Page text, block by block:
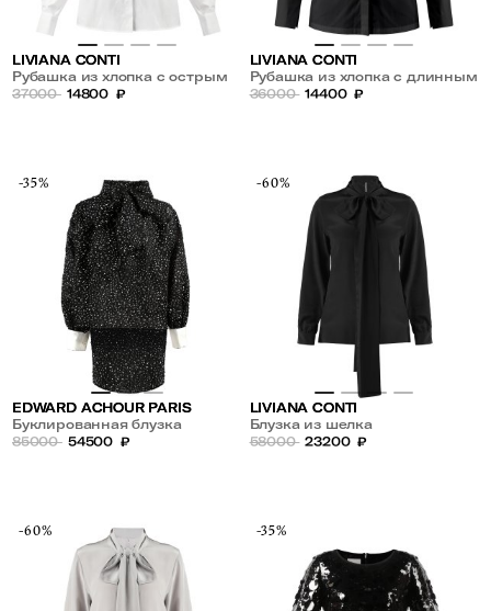
LIVIANA CONTI
Рубашка из хлопка с острым
воротником
37000 14800 ₽
LIVIANA CONTI
Рубашка из хлопка с длинным
рукавом
36000 14400 ₽
-35%
EDWARD ACHOUR PARIS
Буклированная блузка
удлиненная сзади
85000 54500 ₽
-60%
LIVIANA CONTI
Блузка из шелка
58000 23200 ₽
-60% -35%